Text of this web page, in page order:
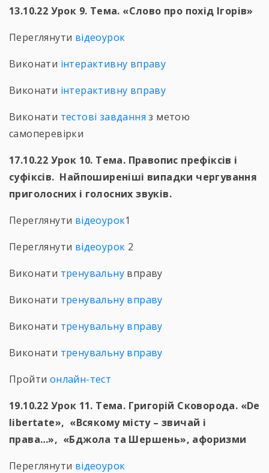
13.10.22 Урок 9. Тема. «Слово про похід Ігорів»
Переглянути відеоурок
Виконати інтерактивну вправу
Виконати інтерактивну вправу
Виконати тестові завдання з метою
самоперевірки
17.10.22 Урок 10. Тема. Правопис префіксів і
суфіксів. Найпоширеніші випадки чергування
приголосних і голосних звуків.
Переглянути відеоурок1
Переглянути відеоурок 2
Виконати тренувальну вправу
Виконати тренувальну вправу
Виконати тренувальну вправу
Виконати тренувальну вправу
Пройти онлайн-тест
19.10.22 Урок 11. Тема. Григорій Сковорода. «De
libertate», «Всякому місту – звичай і
права…», «Бджола та Шершень», афоризми
Переглянути відеоурок